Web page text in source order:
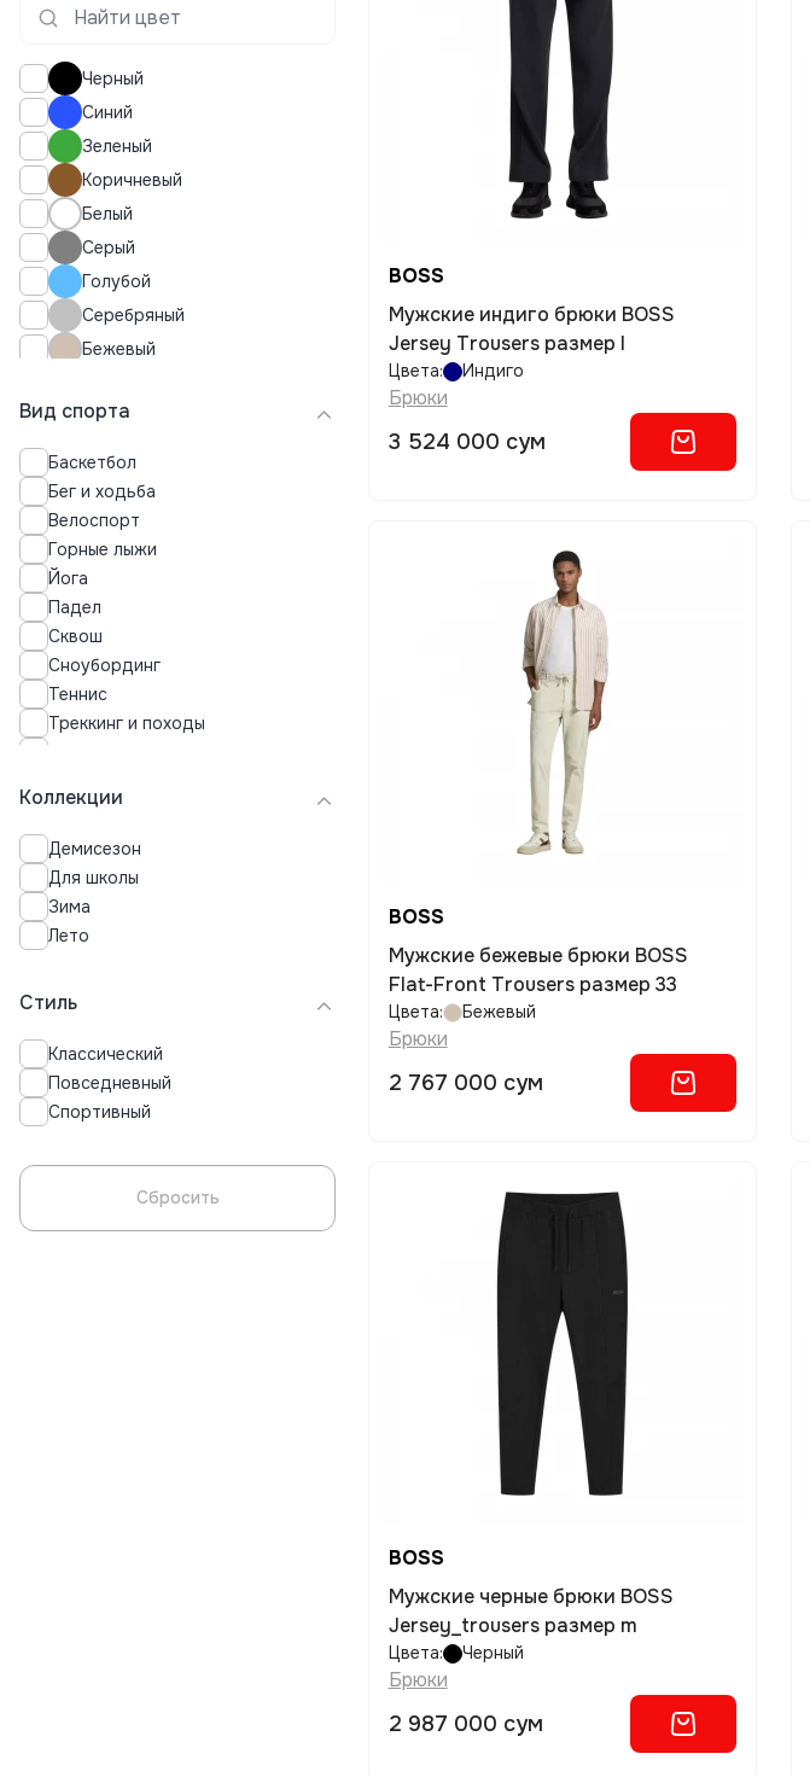
36
38
40
46
48
50
52
54
56
Черный
Синий
Зеленый
Коричневый
Белый
Серый
Голубой
Серебряный
Бежевый
Салатовый
Ментоловый
Графитовый
Бирюзовый
Кремовый
Оливковый
Эвкалиптовый
Вид спорта
Баскетбол
Бег и ходьба
Велоспорт
Горные лыжи
Йога
Падел
Сквош
Сноубординг
Теннис
Треккинг и походы
Коллекции
Демисезон
Для школы
Зима
Лето
Стиль
Классический
Повседневный
Спортивный
Сбросить
BOSS
Мужские индиго брюки BOSS
Jersey Trousers размер l
Цвета: Индиго
Брюки
3 524 000 сум
BOSS
Мужские бежевые брюки BOSS
Flat-Front Trousers размер 33
Цвета: Бежевый
Брюки
2 767 000 сум
BOSS
Мужские черные брюки BOSS
Jersey_trousers размер m
Цвета: Черный
Брюки
2 987 000 сум